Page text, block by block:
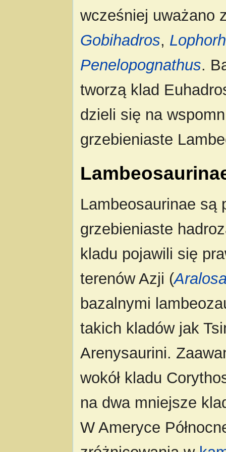
wcześniej uważano
Gobihadros,
Penelopognathus.
tworzą klad
dzieli się na
grzebieniaste
Lambeosaurinae są
grzebieniaste
kladu pojawili się
terenów Azji (
bazalnymi
takich kladów jak
Arenysaurini.
wokół kladu
na dwa mniejsze
W Ameryce